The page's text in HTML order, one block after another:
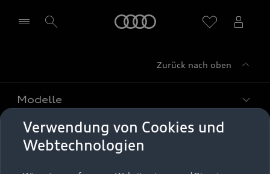
Zurück nach oben
Modelle
Alle Modelle
Kaufen & leasen
Verwendung von Cookies und
Webtechnologien